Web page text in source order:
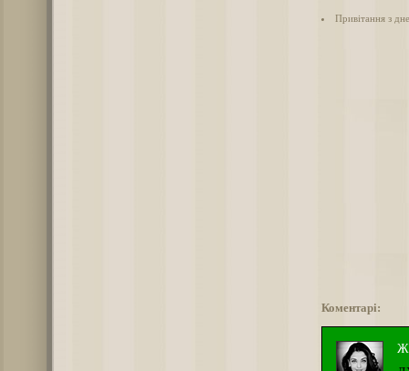
Привітання з
Коментарі: